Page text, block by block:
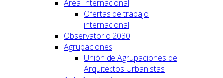
Área Internacional
Ofertas de trabajo
internacional
Observatorio 2030
Agrupaciones
Unión de Agrupaciones de
Arquitectos Urbanistas